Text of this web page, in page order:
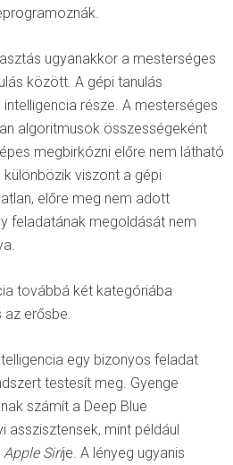
ugyanakkor a mesterséges
között. A gépi tanulás
része. A mesterséges
algoritmusok összességeként
megbirkózni előre nem látható
különbözik viszont a gépi
előre meg nem adott
feladatának megoldását nem
továbbá két kategóriába
az erősbe.
egy bizonyos feladat
testesít meg. Gyenge
számít a Deep Blue
asszisztensek, mint például
Apple Sirije. A lényeg ugyanis